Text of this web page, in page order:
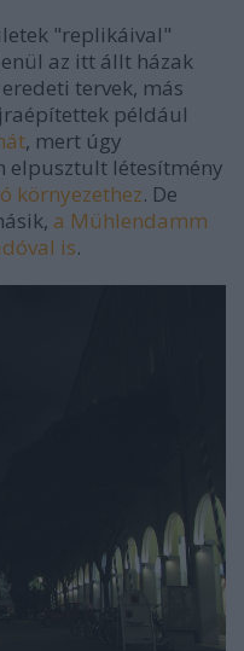
"replikáival"
az itt állt házak
tervek, más
például
, mert úgy
elpusztult létesítmény
környezethez. De
a Mühlendamm
is.